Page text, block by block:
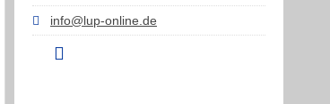
info@lup-online.de